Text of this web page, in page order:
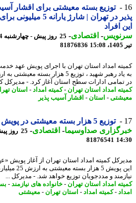
توزیع بسته معیشتی برای اقشار آسیب
پذیر در تهران | شارژ یارانه 5 میلیونی برای
افراد
-اقتصادی-
25 روز پیش - چهارشنبه 24
81876836
امداد استان تهران با اجرای پویش عهد خدمت
ادارات سطح استان آغاز کرد. - مدیرکل کمیته
امداد استان تهران- کمیته امداد -استان تهران-
-استان-اقشار آسیب پذیر
توزیع 5 هزار بسته معیشتی در پویش «عهد خدمت»
صداوسیما-اقتصادی-
81876541
کمیته امداد استان تهران از آغاز پویش
این پویش 5 هزار بسته
و مددجویان توزیع خواهد شد. - مدیرکل ...
امداد استان تهران- خانواده های نیازمند-بسته
-کمیته امداد -استان تهران- معیشتی